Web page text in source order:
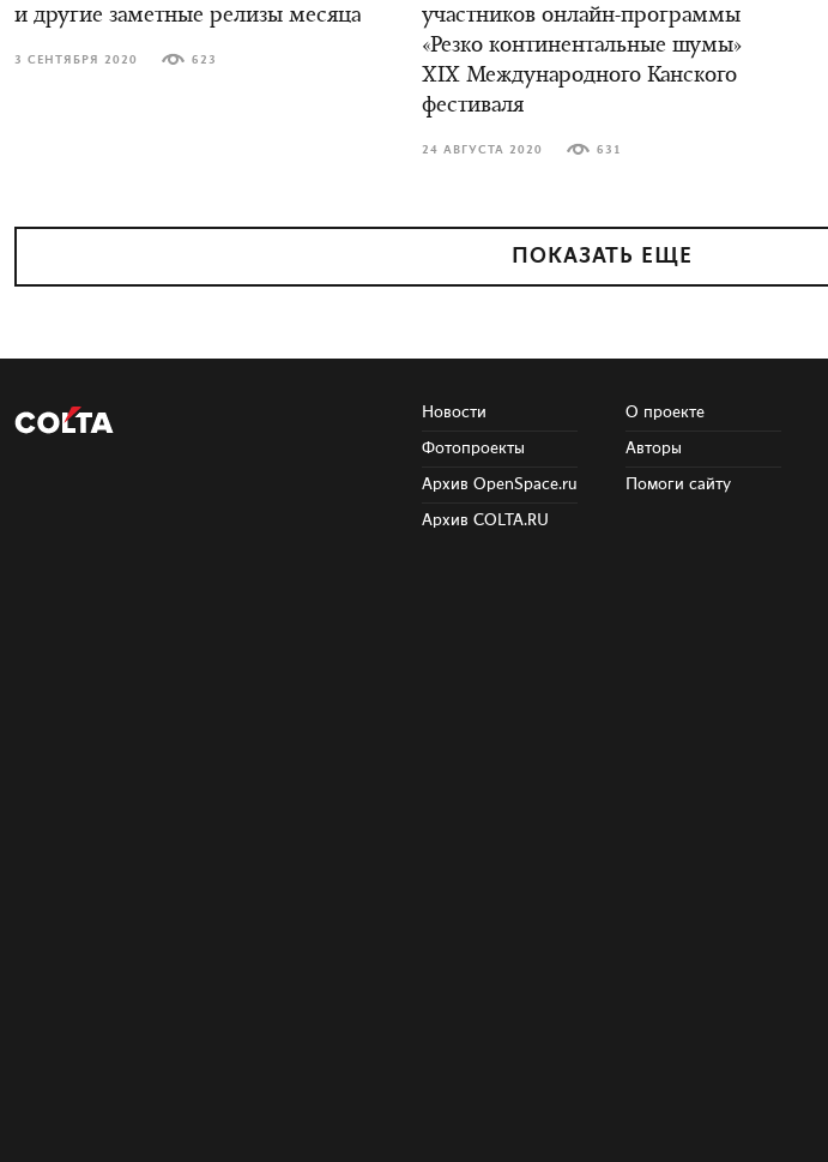
и другие заметные релизы месяца
3 СЕНТЯБРЯ 2020 623
участников онлайн-программы
«Резко континентальные шумы»
XIX Международного Канского
фестиваля
24 АВГУСТА 2020 631
ПОКАЗАТЬ ЕЩЕ
Новости
Фотопроекты
Архив OpenSpace.ru
Архив COLTA.RU
О проекте
Авторы
Помоги сайту